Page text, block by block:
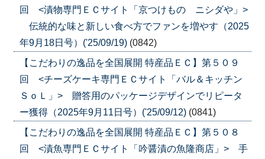
回 <漬物専門ＥＣサイト「京つけもの ニシダや」>
伝統的な味と新しい食べ方でファンを増やす（2025
年9月18日号）('25/09/19) (0842)
【こだわりの逸品を全国展開 特産品ＥＣ】第５０９
回 <チーズケーキ専門ＥＣサイト「バル＆キッチン
ＳｏＬ」> 贈答用のパッケージデザインでリピータ
ー獲得（2025年9月11日号）('25/09/12) (0841)
【こだわりの逸品を全国展開 特産品ＥＣ】第５０８
回 <漬魚専門ＥＣサイト「吟醤漬の魚隆商店」> 手